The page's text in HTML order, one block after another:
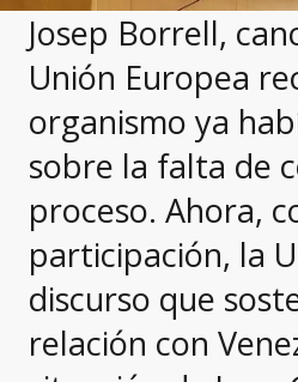
Josep Borrell,
Unión Europea
organismo ya
sobre la falta de
proceso. Ahora,
participación, la
discurso que
relación con